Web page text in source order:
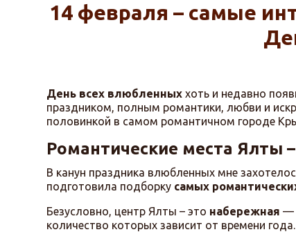
14 февраля – самые
День всех влюбленных хоть и недавно
праздником, полным романтики, любви и
половинкой в самом романтичном городе
Романтические места Ялты
В канун праздника влюбленных мне
подготовила подборку самых
Безусловно, центр Ялты – это набережная —
количество которых зависит от времени